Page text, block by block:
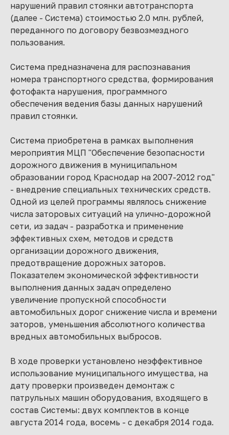
нарушений правил стоянки автотранспорта
(далее - Система) стоимостью 2.0 млн. рублей,
переданного по договору безвозмездного
пользования.
Система предназначена для распознавания
номера транспортного средства, формирования
фотофакта нарушения, программного
обеспечения ведения базы данных нарушений
правил стоянки.
Система приобретена в рамках выполнения
мероприятия МЦП "Обеспечение безопасности
дорожного движения в муниципальном
образовании город Краснодар на 2007-2012 год"
- внедрение специальных технических средств.
Одной из целей программы являлось снижение
числа заторовых ситуаций на улично-дорожной
сети, из задач - разработка и применение
эффективных схем, методов и средств
организации дорожного движения,
предотвращение дорожных заторов.
Показателем экономической эффективности
выполнения данных задач определено
увеличение пропускной способности
автомобильных дорог снижение числа и времени
заторов, уменьшения абсолютного количества
вредных автомобильных выбросов.
В ходе проверки установлено неэффективное
использование муниципального имущества, на
дату проверки произведен демонтаж с
патрульных машин оборудования, входящего в
состав Системы: двух комплектов в конце
августа 2014 года, восемь - с декабря 2014 года.